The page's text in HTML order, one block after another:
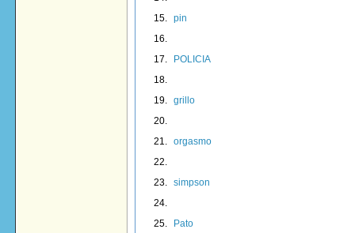
pin
POLICIA
grillo
orgasmo
simpson
Pato